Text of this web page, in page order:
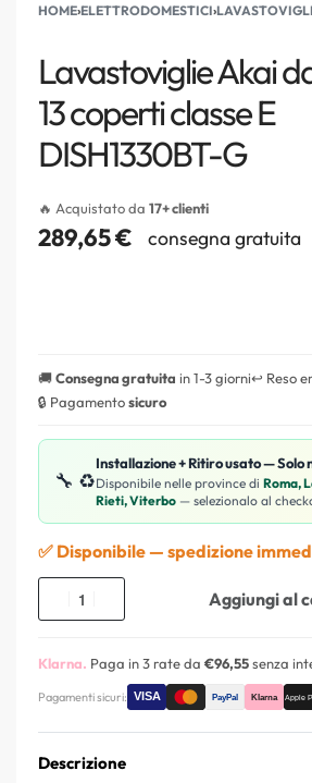
HOME›ELETTRODOMESTICI›
Lavastoviglie Akai
13 coperti classe E
DISH1330BT-G
🔥 Acquistato da 17+ clienti
289,65€ consegna gratuita
🚚Consegna gratuita in 1-3 giorni↩️ Reso
🔒 Pagamentosicuro
🔧 ♻️
Installazione + Ritiro usato — Solo
Disponibile nelle province di Roma,
Rieti, Viterbo — selezionalo al
✅ Disponibile — spedizione
Aggiungi al
Klarna. Paga in 3 rate da €96,55senza
Pagamenti sicuri:
Descrizione